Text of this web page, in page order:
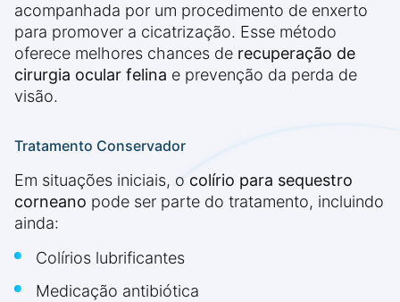
acompanhada por um procedimento de enxerto
para promover a cicatrização. Esse método
oferece melhores chances de recuperação de
cirurgia ocular felina e prevenção da perda de
visão.
Tratamento Conservador
Em situações iniciais, o colírio para sequestro
corneano pode ser parte do tratamento, incluindo
ainda:
Colírios lubrificantes
Medicação antibiótica